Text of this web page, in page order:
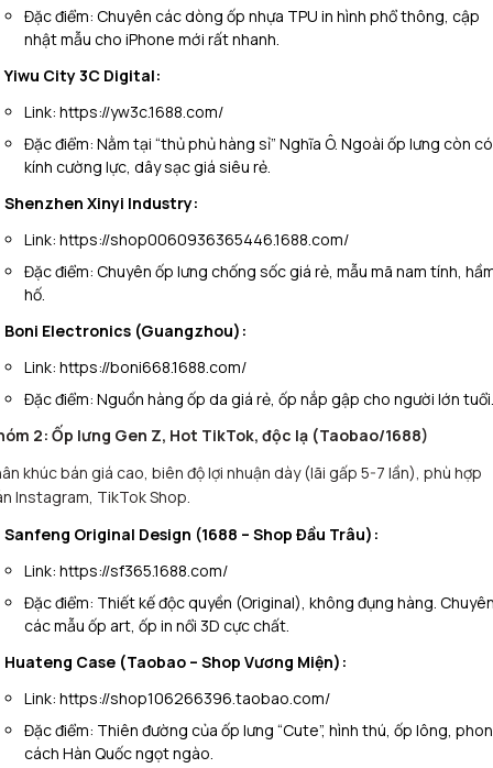
Đặc điểm: Chuyên các dòng ốp nhựa TPU in hình phổ thông, cập
nhật mẫu cho iPhone mới rất nhanh.
Yiwu City 3C Digital:
Link: https://yw3c.1688.com/
Đặc điểm: Nằm tại “thủ phủ hàng sỉ” Nghĩa Ô. Ngoài ốp lưng còn có
kính cường lực, dây sạc giá siêu rẻ.
Shenzhen Xinyi Industry:
Link: https://shop0060936365446.1688.com/
Đặc điểm: Chuyên ốp lưng chống sốc giá rẻ, mẫu mã nam tính,
hố.
Boni Electronics (Guangzhou):
Link: https://boni668.1688.com/
Đặc điểm: Nguồn hàng ốp da giá rẻ, ốp nắp gập cho người lớn tuổi.
2: Ốp lưng Gen Z, Hot TikTok, độc lạ (Taobao/1688)
khúc bán giá cao, biên độ lợi nhuận dày (lãi gấp 5-7 lần), phù hợp
Instagram, TikTok Shop.
Sanfeng Original Design (1688 – Shop Đầu Trâu):
Link: https://sf365.1688.com/
Đặc điểm: Thiết kế độc quyền (Original), không đụng hàng.
các mẫu ốp art, ốp in nổi 3D cực chất.
Huateng Case (Taobao – Shop Vương Miện):
Link: https://shop106266396.taobao.com/
Đặc điểm: Thiên đường của ốp lưng “Cute”, hình thú, ốp lông,
cách Hàn Quốc ngọt ngào.